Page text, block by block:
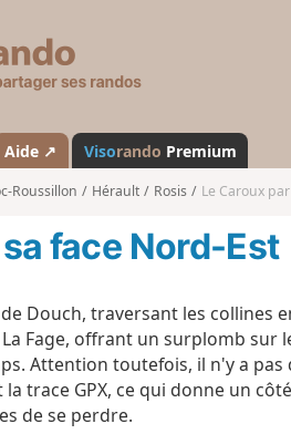
s
a
n
d
Aide ↗ Visorando Premium
Roussillon Hérault Rosis Le Caroux
face Nord-Est
Douch, traversant les collines
Fage, offrant un surplomb
Attention toutefois, il n'y a pas
trace GPX, ce qui donne un
de se perdre.